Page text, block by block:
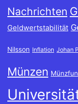
Nachrichten
Geldwertstabilität
Nilsson Inflation Johan
Münzen